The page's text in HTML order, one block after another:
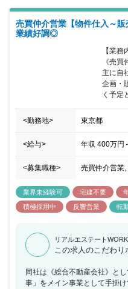
います。また「完全週休2日制
／転勤なし／各種手当充実」
リを築きやすく、ワークライフバ
体制の部署のため、気軽に質
トでも安心◎ 新入社員は最短
売買仲介営業【物件仕入～
業績好調◎
【業務
《売
主に自
企画・
く予定
<勤務地> 東京都
<給与> 年収 400万円
<募集職種> 売買仲介営業
業界未経験可 宅建不要
積極採用中
反響営業 転
リアルエステート
この求人のこだわり
同社は《総合不動産会社》と
事」をメイン事業として手掛